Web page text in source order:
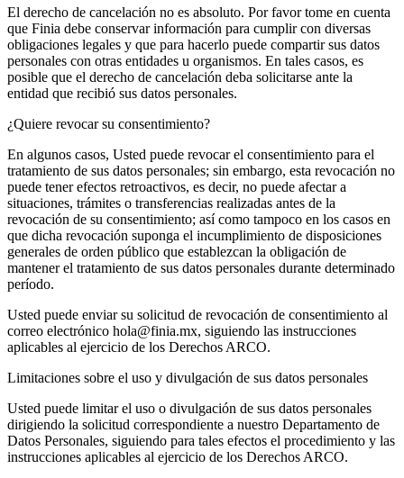
El derecho de cancelación no es absoluto. Por favor tome en cuenta
que Finia debe conservar información para cumplir con diversas
obligaciones legales y que para hacerlo puede compartir sus datos
personales con otras entidades u organismos. En tales casos, es
posible que el derecho de cancelación deba solicitarse ante la
entidad que recibió sus datos personales.
¿Quiere revocar su consentimiento?
En algunos casos, Usted puede revocar el consentimiento para el
tratamiento de sus datos personales; sin embargo, esta revocación no
puede tener efectos retroactivos, es decir, no puede afectar a
situaciones, trámites o transferencias realizadas antes de la
revocación de su consentimiento; así como tampoco en los casos en
que dicha revocación suponga el incumplimiento de disposiciones
generales de orden público que establezcan la obligación de
mantener el tratamiento de sus datos personales durante determinado
período.
Usted puede enviar su solicitud de revocación de consentimiento al
correo electrónico hola@finia.mx, siguiendo las instrucciones
aplicables al ejercicio de los Derechos ARCO.
Limitaciones sobre el uso y divulgación de sus datos personales
Usted puede limitar el uso o divulgación de sus datos personales
dirigiendo la solicitud correspondiente a nuestro Departamento de
Datos Personales, siguiendo para tales efectos el procedimiento y las
instrucciones aplicables al ejercicio de los Derechos ARCO.